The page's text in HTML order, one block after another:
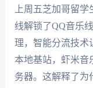
上周五芝加哥留
线解锁了QQ音乐
理，智能分流技术
本地基站，虾米音
务器。这解释了为